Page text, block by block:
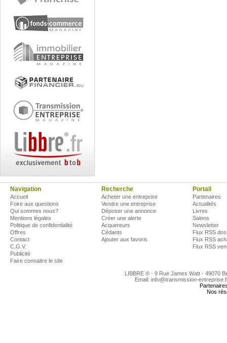
Navigation
Accueil
Foire aux questions
Qui sommes nous?
Mentions légales
Politique de confidentialité
Offres
Contact
C.G.V.
Publicité
Faire connaitre le site
Recherche
Acheter une entreprise
Vendre une entreprise
Déposer une annonce
Créer une alerte
Acquereurs
Cédants
Ajouter aux favoris
Portail
Partenaires
Actualités
Livres
Salons
Newsletter
Flux RSS
Flux RSS
Flux RSS
LIBBRE ® - 9 Rue James Watt - 49070
Email: info@transmission-
Nos